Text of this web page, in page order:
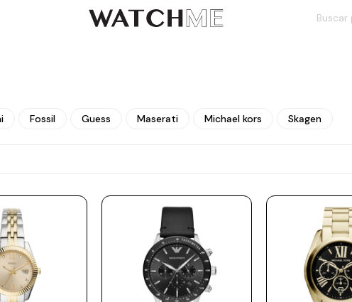
Fossil Guess Maserati Michael kors Skagen